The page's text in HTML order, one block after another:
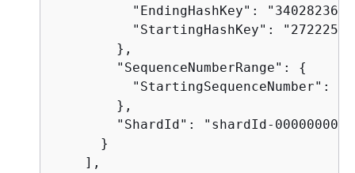
"EndingHashKey":
"StartingHashKey":
        },
        "SequenceNumberRange":
{
"StartingSequenceNumber":
        },
"ShardId": "shardId-
      }
    ],